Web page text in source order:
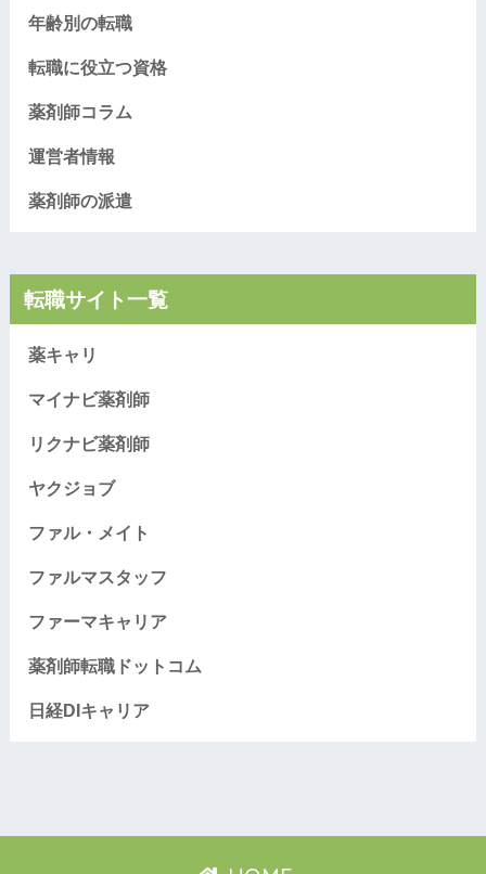
年齢別の転職
転職に役立つ資格
薬剤師コラム
運営者情報
薬剤師の派遣
転職サイト一覧
薬キャリ
マイナビ薬剤師
リクナビ薬剤師
ヤクジョブ
ファル・メイト
ファルマスタッフ
ファーマキャリア
薬剤師転職ドットコム
日経DIキャリア